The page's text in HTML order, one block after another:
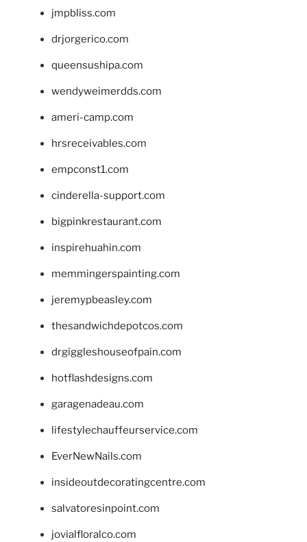
jmpbliss.com
drjorgerico.com
queensushipa.com
wendyweimerdds.com
ameri-camp.com
hrsreceivables.com
empconst1.com
cinderella-support.com
bigpinkrestaurant.com
inspirehuahin.com
memmingerspainting.com
jeremypbeasley.com
thesandwichdepotcos.com
drgiggleshouseofpain.com
hotflashdesigns.com
garagenadeau.com
lifestylechauffeurservice.com
EverNewNails.com
insideoutdecoratingcentre.com
salvatoresinpoint.com
jovialfloralco.com